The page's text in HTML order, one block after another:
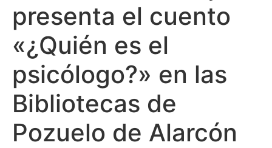
presenta el cuento
«¿Quién es el
psicólogo?» en las
Bibliotecas de
Pozuelo de Alarcón